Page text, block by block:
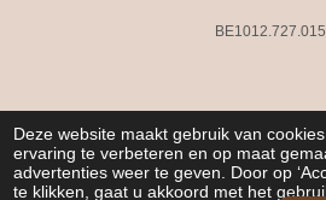
Deze website maakt gebruik van
ervaring te verbeteren en op maat
advertenties weer te geven. Door op
te klikken, gaat u akkoord met het
BE1012.727.015